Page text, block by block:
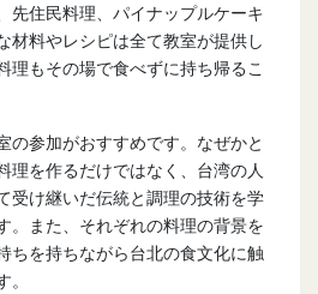
先住民料理、パイナップルケーキ
材料やレシピは全て教室が提供し
理もその場で食べずに持ち帰るこ
の参加がおすすめです。なぜかと
理を作るだけではなく、台湾の人
受け継いだ伝統と調理の技術を学
。また、それぞれの料理の背景を
ちを持ちながら台北の食文化に触